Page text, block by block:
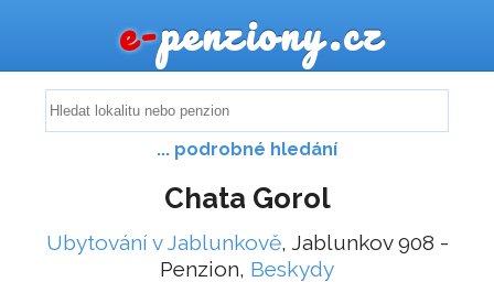
e-penziony.cz
... podrobné hledání
Chata Gorol
Ubytování v Jablunkově, Jablunkov 908 -
Penzion, Beskydy